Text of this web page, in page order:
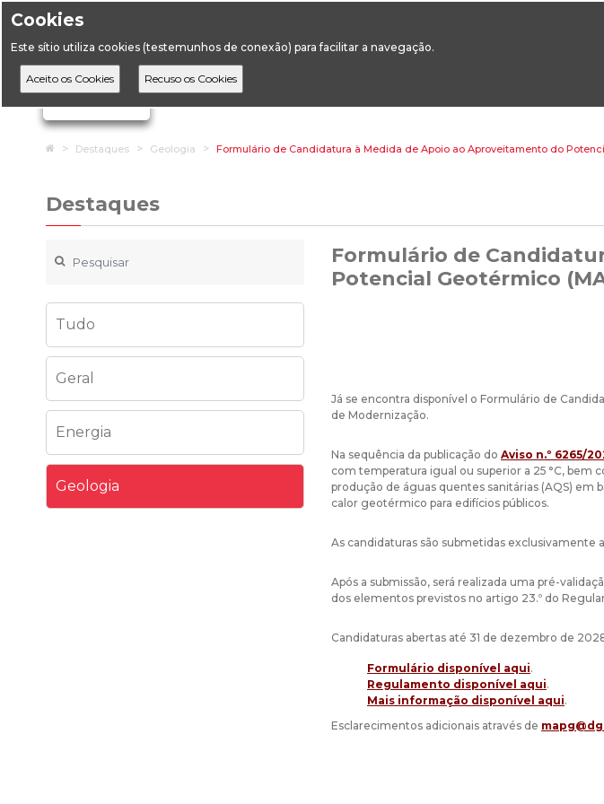
Cookies
Este sítio utiliza cookies (testemunhos de conexão) para facilitar a navegação.
Ignorar links de navegação
HomeDestaques Geologia Formulário de Candidatura à Medida de Apoio ao Aproveitamento do
Destaques
Tudo
Geral
Energia
Geologia
Formulário de
Potencial Geotérmico
Já se encontra disponível o Formulário de
de Modernização.
Na sequência da publicação do Aviso n.º 6265/
com temperatura igual ou superior a 25 °C,
produção de águas quentes sanitárias (AQS) em
calor geotérmico para edifícios públicos.
As candidaturas são submetidas exclusivamente
Após a submissão, será realizada uma pré-
dos elementos previstos no artigo 23.º do
Candidaturas abertas até 31 de dezembro de
Formulário disponível aqui.
Regulamento disponível aqui.
Mais informação disponível aqui.
Esclarecimentos adicionais através de